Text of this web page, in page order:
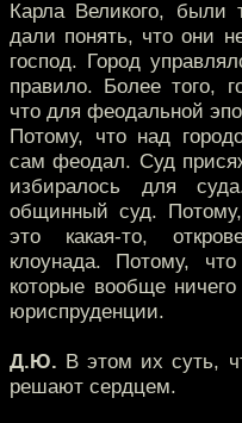
Карла Великого, были
дали понять, что они
господ. Город
правило. Более того,
что для феодальной
Потому, что над
сам феодал. Суд
избиралось для
общинный суд.
это какая-то,
клоунада. Потому,
которые вообще
юриспруденции.
Д.Ю. В этом их суть,
решают сердцем.